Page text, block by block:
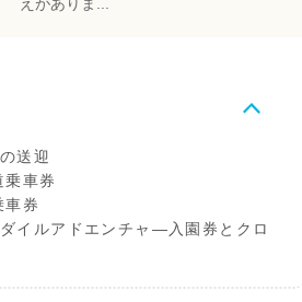
送迎
乗車券
車券
イルアドエンチャ―入園券とクロ